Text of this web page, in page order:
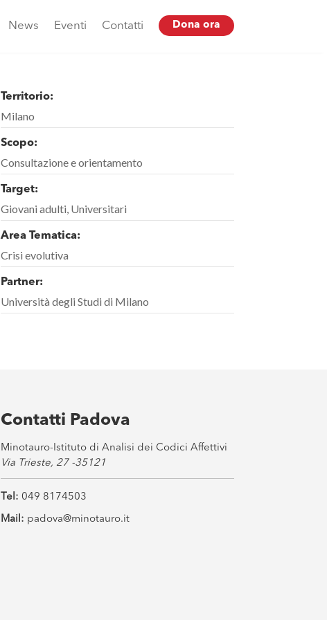
News Eventi Contatti Dona ora
Territorio:
Milano
Scopo:
Consultazione e orientamento
Target:
Giovani adulti, Universitari
Area Tematica:
Crisi evolutiva
Partner:
Università degli Studi di Milano
Contatti Padova
Minotauro-Istituto di Analisi dei Codici Affettivi
Via Trieste, 27 -35121
Tel: 049 8174503
Mail: padova@minotauro.it